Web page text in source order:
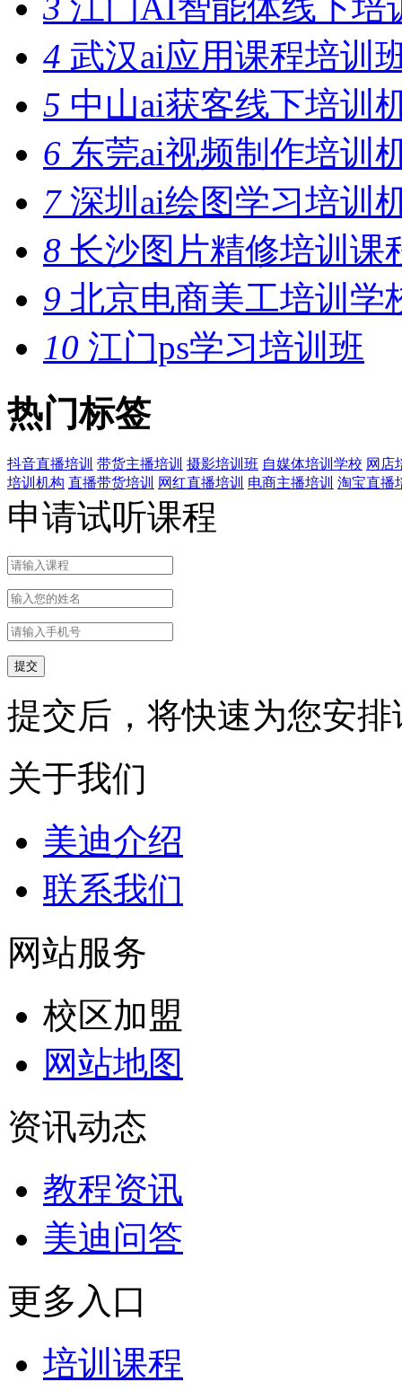
3 江门AI智能体线下培
4 武汉ai应用课程培训
5 中山ai获客线下培训
6 东莞ai视频制作培训
7深圳ai绘图学习培训
8 长沙图片精修培训课
9 北京电商美工培训学
10 江门ps学习培训班
热门标签
抖音直播培训 带货主播培训 摄影培训班 自媒体培训学校 网店
培训机构 直播带货培训 网红直播培训 电商主播培训 淘宝直播
申请试听课程
提交后，将快速为您安
关于我们
美迪介绍
联系我们
网站服务
校区加盟
网站地图
资讯动态
教程资讯
美迪问答
更多入口
培训课程